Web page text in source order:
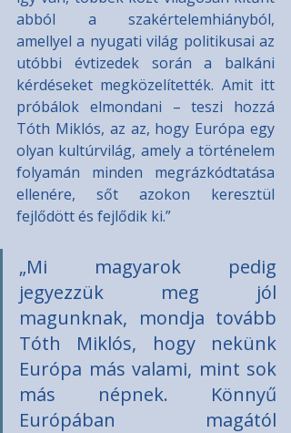
abból a szakértelemhiányból,
amellyel a nyugati világ politikusai az
utóbbi évtizedek során a balkáni
kérdéseket megközelítették. Amit itt
próbálok elmondani – teszi hozzá
Tóth Miklós, az az, hogy Európa egy
olyan kultúrvilág, amely a történelem
folyamán minden megrázkódtatása
ellenére, sőt azokon keresztül
fejlődött és fejlődik ki.”
„Mi magyarok pedig
jegyezzük meg jól
magunknak, mondja tovább
Tóth Miklós, hogy nekünk
Európa más valami, mint sok
más népnek. Könnyű
Európában magától